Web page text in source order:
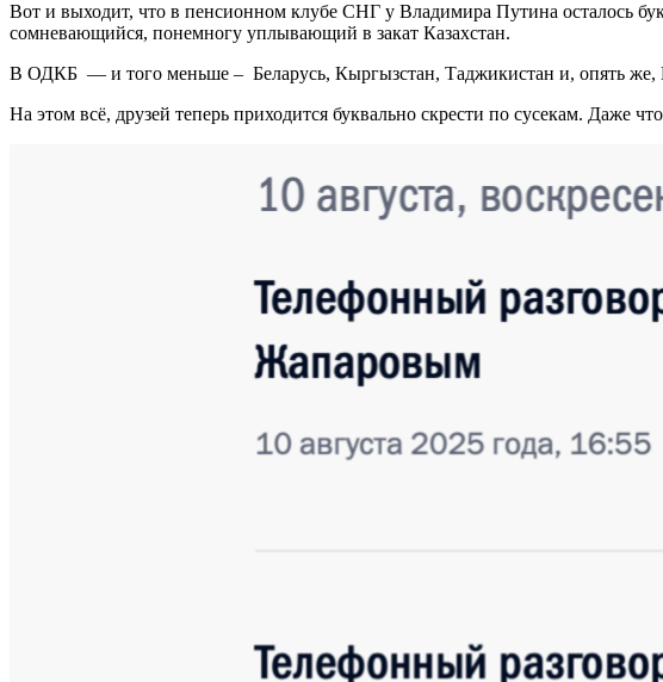
Вот и выходит, что в пенсионном клубе СНГ у Владимира Путина осталось
сомневающийся, понемногу уплывающий в закат Казахстан.
В ОДКБ — и того меньше – Беларусь, Кыргызстан, Таджикистан и, опять же,
На этом всё, друзей теперь приходится буквально скрести по сусекам. Даже